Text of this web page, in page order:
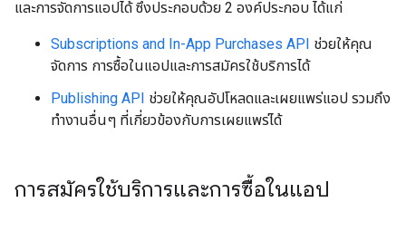
และการจัดการแอปได้ ซึ่งประกอบด้วย 2 องค์ประกอบ ได้แก่
Subscriptions and In-App Purchases API ช่วยให้คุณ
จัดการ การซื้อในแอปและการสมัครใช้บริการได้
Publishing API ช่วยให้คุณอัปโหลดและเผยแพร่แอป รวมถึง
ทำงานอื่นๆ ที่เกี่ยวข้องกับการเผยแพร่ได้
การสมัครใช้บริการและการซื้อในแอป